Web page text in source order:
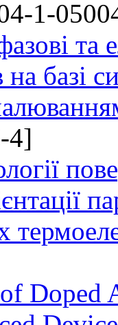
1-
та
на базі
4]
Doped